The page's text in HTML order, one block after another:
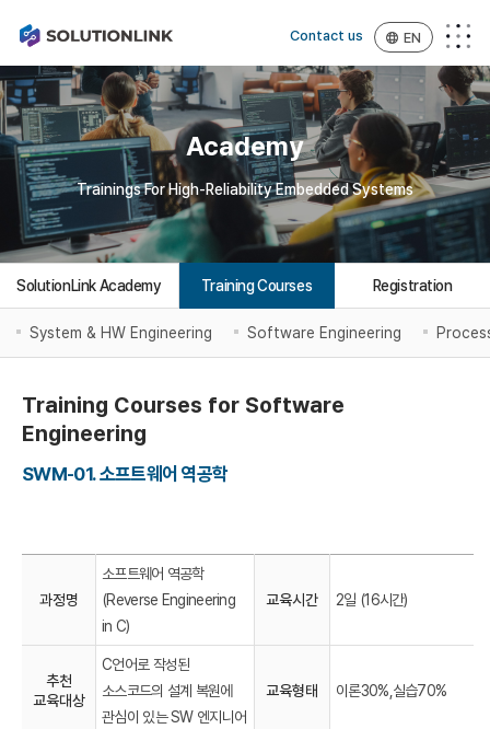
Contact us EN
Academy
Trainings For High-Reliability Embedded Systems
SolutionLink Academy Training Courses Registration
System & HW Engineering Software Engineering
Training Courses for Software
Engineering
SWM-01. 소프트웨어 역공학
과정명
소프트웨어 역공학
(Reverse Engineering
in C)
교육시간 2일 (16시간)
추천
교육대상
C언어로 작성된
소스코드의 설계 복원에
관심이 있는 SW 엔지니어
교육형태 이론30%,실습70%